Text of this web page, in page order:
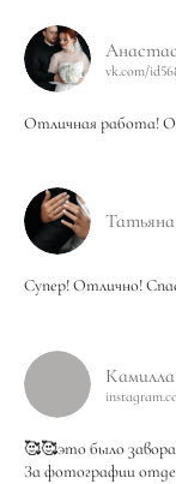
vk.com/
Отличная работа!
Татьяна
Супер! Отлично!
Камилла
🥰🥰это было
За фотографии